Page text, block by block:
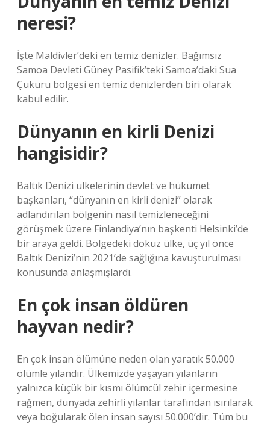
neresi?
İşte Maldivler’deki en temiz denizler. Bağımsız
Samoa Devleti Güney Pasifik’teki Samoa’daki Sua
Çukuru bölgesi en temiz denizlerden biri olarak
kabul edilir.
Dünyanın en kirli Denizi
hangisidir?
Baltık Denizi ülkelerinin devlet ve hükümet
başkanları, “dünyanın en kirli denizi” olarak
adlandırılan bölgenin nasıl temizleneceğini
görüşmek üzere Finlandiya’nın başkenti Helsinki’de
bir araya geldi. Bölgedeki dokuz ülke, üç yıl önce
Baltık Denizi’nin 2021’de sağlığına kavuşturulması
konusunda anlaşmışlardı.
En çok insan öldüren
hayvan nedir?
En çok insan ölümüne neden olan yaratık 50.000
ölümle yılandır. Ülkemizde yaşayan yılanların
yalnızca küçük bir kısmı ölümcül zehir içermesine
rağmen, dünyada zehirli yılanlar tarafından ısırılarak
veya boğularak ölen insan sayısı 50.000’dir. Tüm bu